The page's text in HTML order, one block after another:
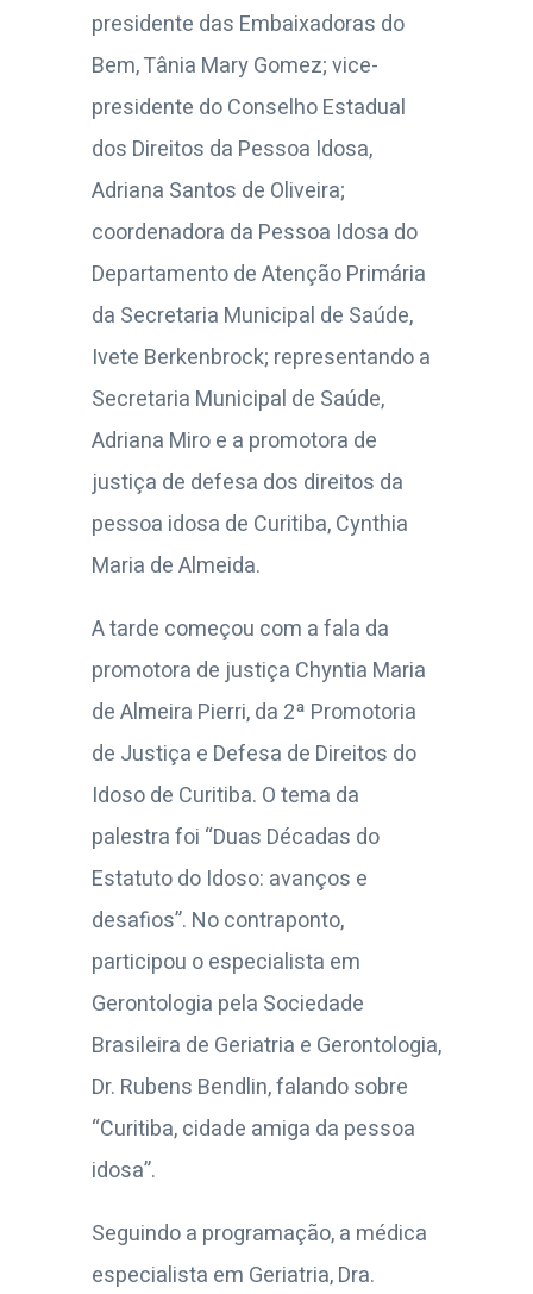
presidente das Embaixadoras do
Bem, Tânia Mary Gomez; vice-
presidente do Conselho Estadual
dos Direitos da Pessoa Idosa,
Adriana Santos de Oliveira;
coordenadora da Pessoa Idosa do
Departamento de Atenção Primária
da Secretaria Municipal de Saúde,
Ivete Berkenbrock; representando a
Secretaria Municipal de Saúde,
Adriana Miro e a promotora de
justiça de defesa dos direitos da
pessoa idosa de Curitiba, Cynthia
Maria de Almeida.
A tarde começou com a fala da
promotora de justiça Chyntia Maria
de Almeira Pierri, da 2ª Promotoria
de Justiça e Defesa de Direitos do
Idoso de Curitiba. O tema da
palestra foi “Duas Décadas do
Estatuto do Idoso: avanços e
desafios”. No contraponto,
participou o especialista em
Gerontologia pela Sociedade
Brasileira de Geriatria e Gerontologia,
Dr. Rubens Bendlin, falando sobre
“Curitiba, cidade amiga da pessoa
idosa”.
Seguindo a programação, a médica
especialista em Geriatria, Dra.